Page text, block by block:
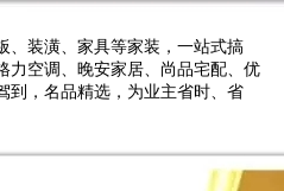
装潢、家具等家装，一站式搞
力空调、晚安家居、尚品宅配、优
到，名品精选，为业主省时、省